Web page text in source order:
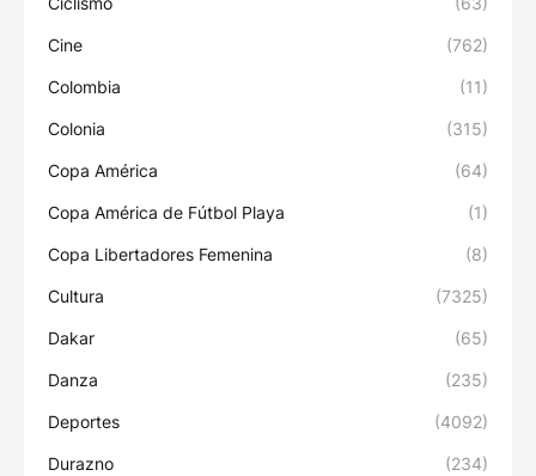
Cine (762)
Colombia (11)
Colonia (315)
Copa América (64)
Copa América de Fútbol Playa (1)
Copa Libertadores Femenina (8)
Cultura (7325)
Dakar (65)
Danza (235)
Deportes (4092)
Durazno (234)